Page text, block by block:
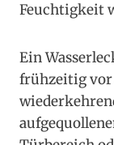
Feuchtigkeit
Ein
frühzeitig vor